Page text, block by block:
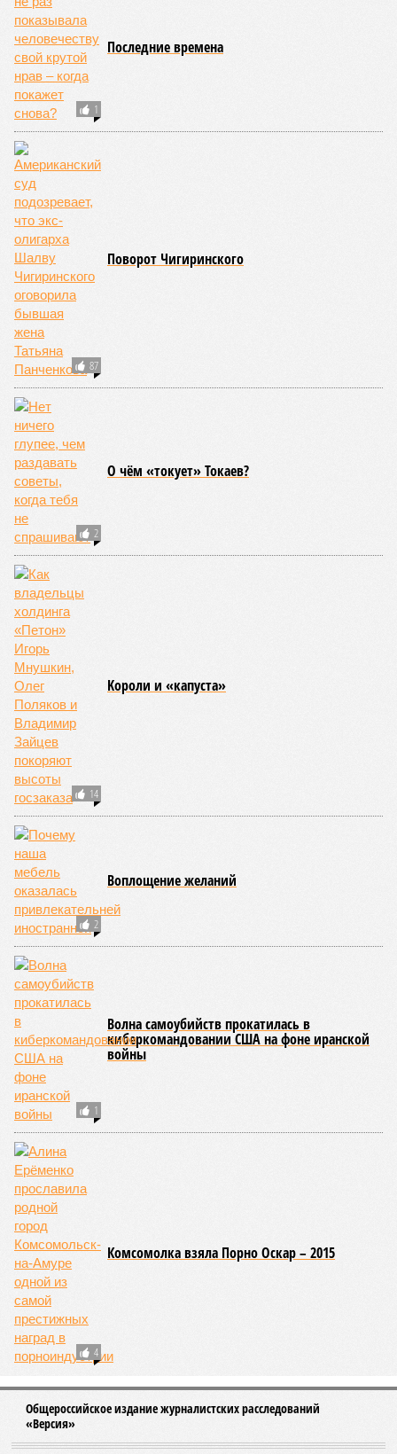
основываясь на современных научных исследованиях и
глобальных тенденциях, составили свой список
потенциально самых смертоносных стихийных бедствий,
угрожающих человечеству непосредственно сейчас, в XXI
веке.
«Золото» получили землетрясения. К наиболее
сейсмоопасным регионам относится Тихоокеанское
вулканическое огненное кольцо, включающее Индонезию,
Японию и западное побережье Северной и Южной Америки.
Турция, Иран, Индия и Непал также расположены на очень
активных линиях разломов тектонических плит. Не
исключение и центральная часть США – причина в Нью-
Мадридском разломе в штате Миссури. Землетрясения
средней силы – явление, в общем-то, обычное и вполне
сносное, но периодически, раз в несколько столетий,
трясёт так, что мало не покажется никому. К примеру, в
самом конце 2004 года бахнуло близ побережья
индонезийского острова Суматра, а следом пошли
огромные, превышающие высоту 15 метров, волны. Итог –
250 тыс. погибших.
На втором месте в рейтинге A-Z Animals как раз цунами. В
этом плане к уязвимым регионам относятся: побережье
Индийского океана, тихо­океанские побережья Японии и
США, а также некоторые районы Карибского бассейна и
Средиземноморья. То есть в зоне риска уже не только
Поднебесная с Индией – не так ли?
«Бронзу» получают извержения супервулканов – «Наша
Версия» уже
окончательно проснётся знаменитый Йеллоустоун. Это
грозит не только уничтожением части Соединённых
Штатов, но и общепланетарной катастрофой вплоть до
возникновения «вулканической зимы». Флегрейские поля в
Италии, кстати, тоже не стоит сбрасывать со счетов. Равно
как и многие другие до поры спящие вулканические
районы.
Невидимый убийца
Упоминают эксперты и жару вкупе с засухой и
следующими отсюда лесными пожарами. Тут в группе
риска запад США, юг Европы, Австралия, Ближний Восток,
а также некоторые районы Бразилии и Африки к югу от
Сахары. Леса начинают гореть всё чаще и чаще,
достаточно посмотреть общемировую статистику; сотни
тысяч людей остаются без крова, десятки тысяч – гибнут.
Но проблема не только в этом. Проблема ещё и в том, что
огонь уничтожает лесную экосистему, сельское хозяйство
и кропотливо созданную человеком инфраструктуру.
Учитывая то, что пожары начинают становиться чуть ли не
ежегодной реальностью на фоне глобального потепления,
год за годом их будет всё больше, и здесь уже среди
прочего в большой опасности Европа. Небывалая жара,
зафиксированная в этом и прошлом годах в Италии и во
Франции, тому лучшее подтверждение.
Есть в перечне A-Z Animals и экзотика, впрочем, не менее
смертоносная. Это, в частности, «лимнические
извержения», о которых мало кто слышал. Речь идёт о
явлениях, когда большое количество углекислого газа
внезапно вырывается из глубин озёр, образуя невидимое
удушающее газовое облако, которое безжалостно убивает
людей и животных. Катастрофа на озере Ньос в Камеруне
в 1986 году остаётся одним из наиболее чудовищных
примеров: более 1700 человек и тысячи голов скота
погибли из-за внезапного выброса CO₂, накрывшего
близлежащие деревни.
И здесь мы плавно подходим к тому, чем все эти
стихийные бедствия могут закончиться. А именно – к
социальному коллапсу, то есть фактическому упадку
развитой цивилизации, зачастую с последующим её
полным уничтожением. Среди причин такого трагического
развития событий учёные называют деградацию
окружающей среды, истощение ресурсов и болезни. А ведь
любая природная катастрофа непременно ведёт именно к
этому – экономическому кризису, эпидемиям, голоду,
резкому сокращению численности населения. Так погибли